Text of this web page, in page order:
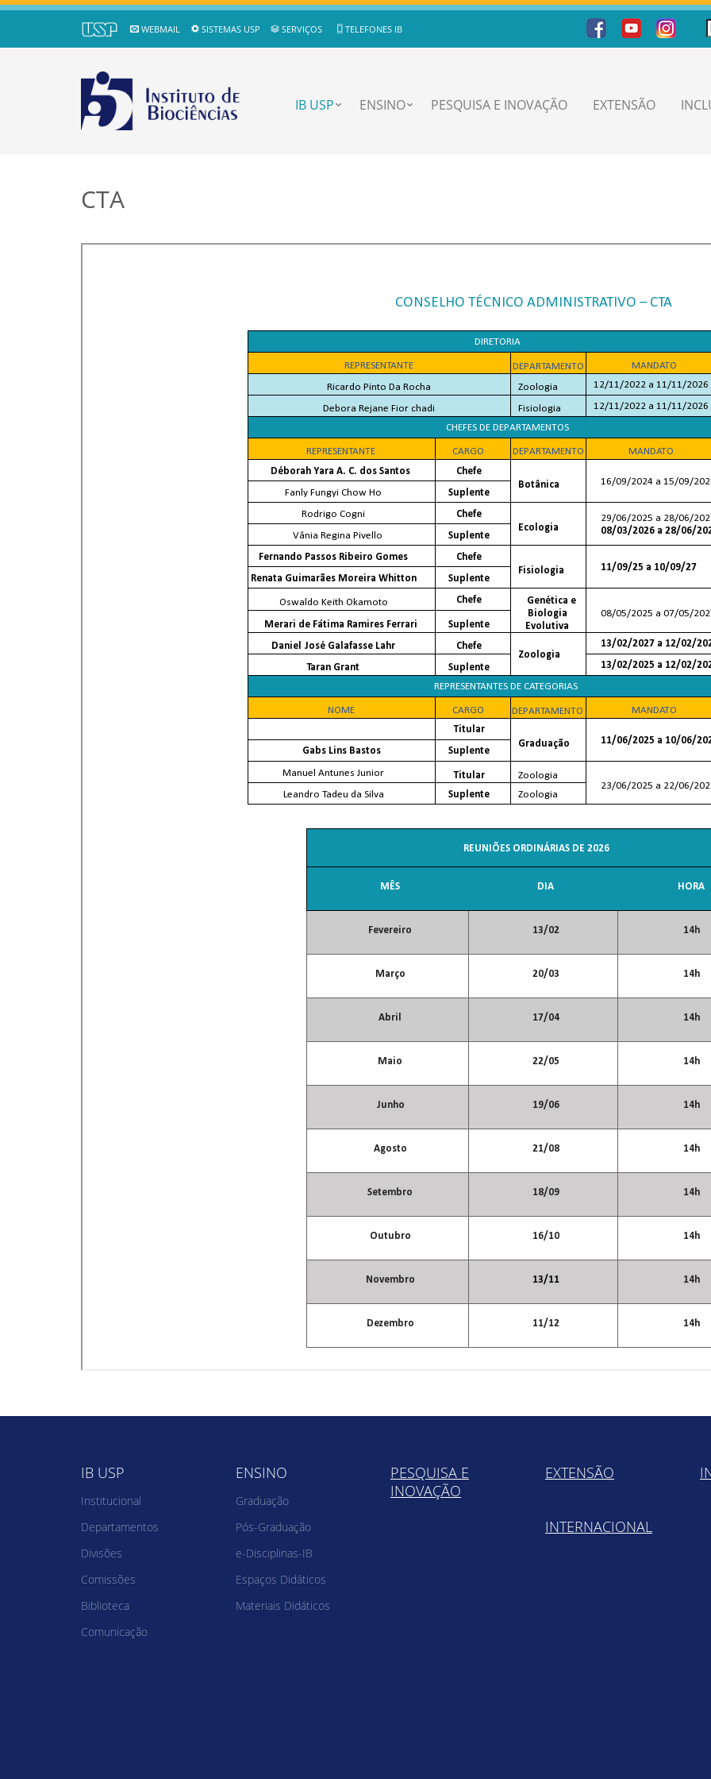
WEBMAIL SISTEMAS USP SERVIÇOS TELEFONES IB
IB USP ENSINO PESQUISA E INOVAÇÃO EXTENSÃO
CTA
IB USP
Institucional
Departamentos
Divisões
Comissões
Biblioteca
Comunicação
ENSINO
Graduação
Pós-Graduação
e-Disciplinas-IB
Espaços Didáticos
Materiais Didáticos
PESQUISA E
INOVAÇÃO
EXTENSÃO
INTERNACIONAL